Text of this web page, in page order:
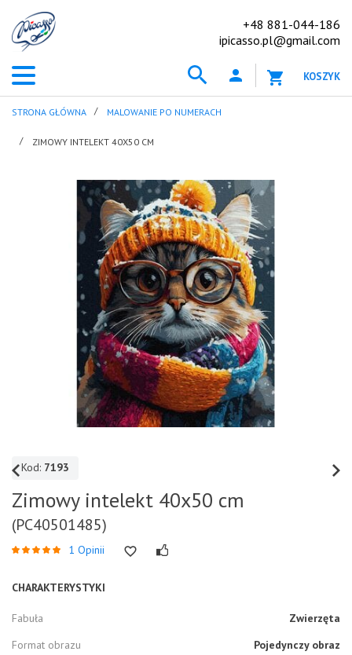
+48 881-044-186
ipicasso.pl@gmail.com
KOSZYK
STRONA GŁÓWNA MALOWANIE PO NUMERACH
ZIMOWY INTELEKT 40X50 CM
Kod: 7193
Zimowy intelekt 40x50 cm
(PC40501485)
1 Opinii
CHARAKTERYSTYKI
Fabuła
Zwierzęta
Format obrazu
Pojedynczy obraz